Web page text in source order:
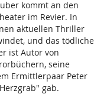
kommt an den
im Revier. In
aktuellen Thriller
und das tödliche
ist Autor von
seine
Ermittlerpaar Peter
gab.